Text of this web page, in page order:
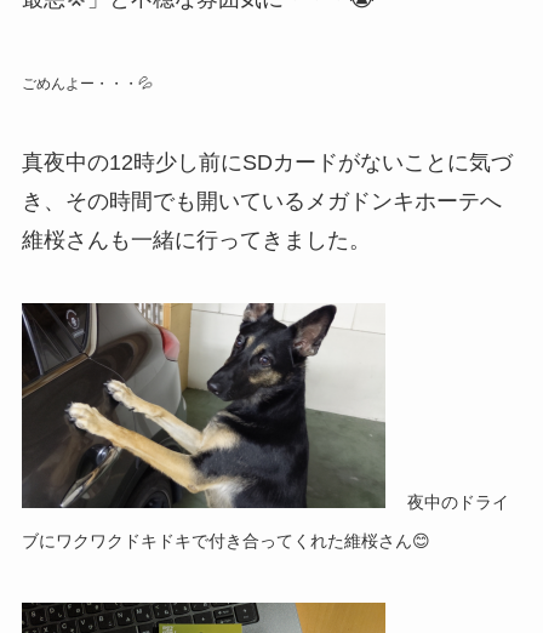
ごめんよー・・・💦
真夜中の12時少し前にSDカードがないことに気づ
き、その時間でも開いているメガドンキホーテへ
維桜さんも一緒に行ってきました。
夜中のドライ
ブにワクワクドキドキで付き合ってくれた維桜さん😊